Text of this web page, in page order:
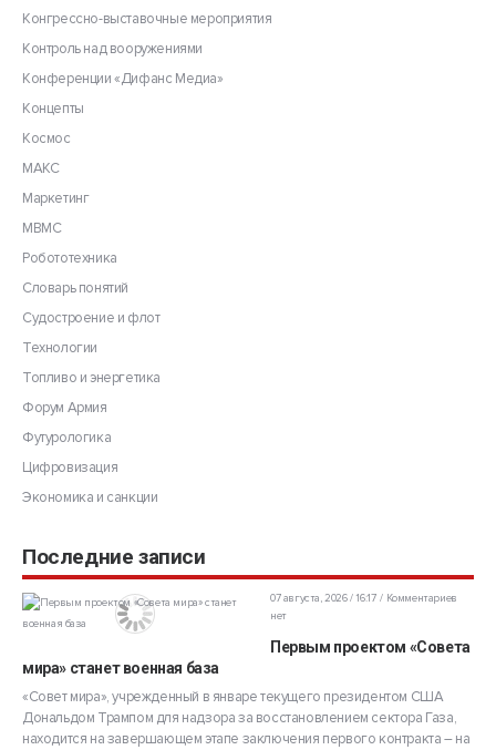
Конгрессно-выставочные мероприятия
Контроль над вооружениями
Конференции «Дифанс Медиа»
Концепты
Космос
МАКС
Маркетинг
МВМС
Робототехника
Словарь понятий
Судостроение и флот
Технологии
Топливо и энергетика
Форум Армия
Футурологика
Цифровизация
Экономика и санкции
Последние записи
07 августа, 2026 / 16:17
Комментариев
нет
Первым проектом «Совета
мира» станет военная база
«Совет мира», учрежденный в январе текущего президентом США
Дональдом Трампом для надзора за восстановлением сектора Газа,
находится на завершающем этапе заключения первого контракта – на